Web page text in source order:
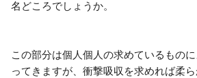
名どころでしょうか。
この部分は個人個人の求めているもの
ってきますが、衝撃吸収を求めれば柔